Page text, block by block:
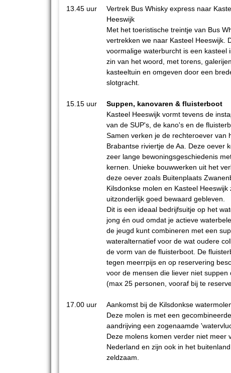
13.45 uur
Vertrek Bus Whisky express naar
Heeswijk
Met het toeristische treintje van Bus
vertrekken we naar Kasteel Heeswijk.
voormalige waterburcht is een kasteel
zin van het woord, met torens,
kasteeltuin en omgeven door een
slotgracht.
15.15 uur
Suppen, kanovaren & fluisterboot
Kasteel Heeswijk vormt tevens de
van de SUP's, de kano's en de
Samen verken je de rechteroever van
Brabantse riviertje de Aa. Deze oever
zeer lange bewoningsgeschiedenis
kernen. Unieke bouwwerken uit het
deze oever zoals Buitenplaats
Kilsdonkse molen en Kasteel Heeswijk
uitzonderlijk goed bewaard gebleven.
Dit is een ideaal bedrijfsuitje op het
jong én oud omdat je actieve
de jeugd kunt combineren met een
wateralternatief voor de wat oudere
de vorm van de fluisterboot. De
tegen meerrpijs en op reservering
voor de mensen die liever niet suppen
(max 25 personen, vooraf bij te
17.00 uur
Aankomst bij de Kilsdonkse
Deze molen is met een gecombineerde
aandrijving een zogenaamde
Deze molens komen verder niet meer
Nederland en zijn ook in het
zeldzaam.